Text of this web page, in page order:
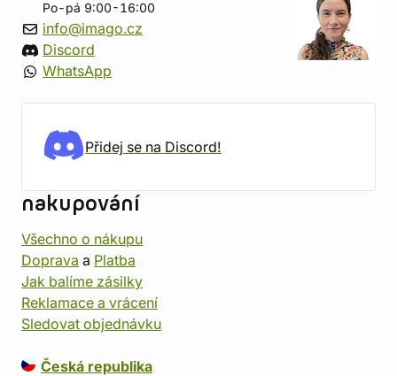
Po-pá 9:00-16:00
info@imago.cz
Discord
WhatsApp
Přidej se na Discord!
nakupování
Všechno o nákupu
Doprava a Platba
Jak balíme zásilky
Reklamace a vrácení
Sledovat objednávku
Česká republika